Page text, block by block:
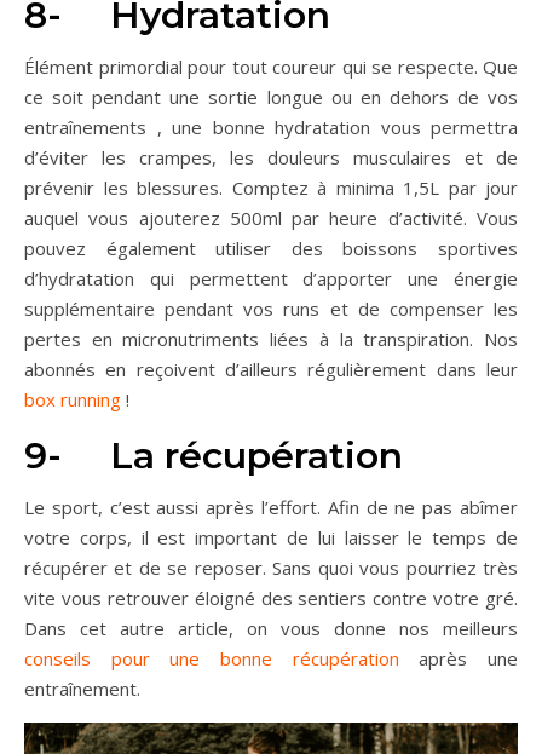
8- Hydratation
Élément primordial pour tout coureur qui se respecte. Que
ce soit pendant une sortie longue ou en dehors de vos
entraînements , une bonne hydratation vous permettra
d’éviter les crampes, les douleurs musculaires et de
prévenir les blessures. Comptez à minima 1,5L par jour
auquel vous ajouterez 500ml par heure d’activité. Vous
pouvez également utiliser des boissons sportives
d’hydratation qui permettent d’apporter une énergie
supplémentaire pendant vos runs et de compenser les
pertes en micronutriments liées à la transpiration. Nos
abonnés en reçoivent d’ailleurs régulièrement dans leur
box running !
9- La récupération
Le sport, c’est aussi après l’effort. Afin de ne pas abîmer
votre corps, il est important de lui laisser le temps de
récupérer et de se reposer. Sans quoi vous pourriez très
vite vous retrouver éloigné des sentiers contre votre gré.
Dans cet autre article, on vous donne nos meilleurs
conseils pour une bonne récupération après une
entraînement.